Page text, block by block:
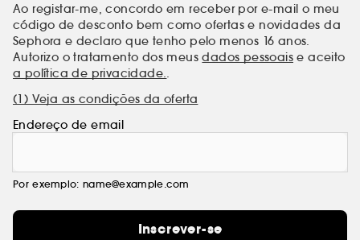
Ao registar-me, concordo em receber por e-mail o meu
código de desconto bem como ofertas e novidades da
Sephora e declaro que tenho pelo menos 16 anos.
Autorizo o tratamento dos meusdados pessoais e aceito
a política de privacidade..
(1) Veja as condições da oferta
Endereço de email
Por exemplo: name@example.com
Inscrever-se